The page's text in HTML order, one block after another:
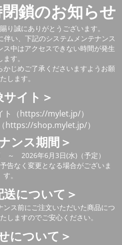
鎖のお知らせ
り誠にありがとうございます。
伴い、下記のシステムメンテナンス
中はアクセスできない時間が発生
ます。
じめご了承くださいますようお願
します。
サイト＞
ト（https://mylet.jp/）
https://shop.mylet.jp/）
ンス期間＞
～ 2026年6月3日(水)（予定）
告なく変更となる場合がございま
す。
送について＞
ス前にご注文いただいた商品につ
しますのでご安心ください。
について＞